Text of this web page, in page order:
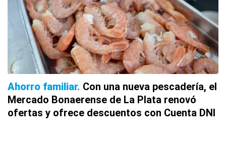
Ahorro familiar Con una nueva pescadería, el
Mercado Bonaerense de La Plata renovó
ofertas y ofrece descuentos con Cuenta DNI